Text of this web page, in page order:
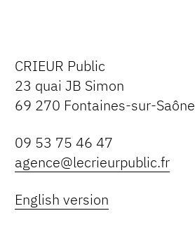
CRIEUR Public
23 quai JB Simon
69 270 Fontaines-sur-Saône
09 53 75 46 47
agence@lecrieurpublic.fr
English version